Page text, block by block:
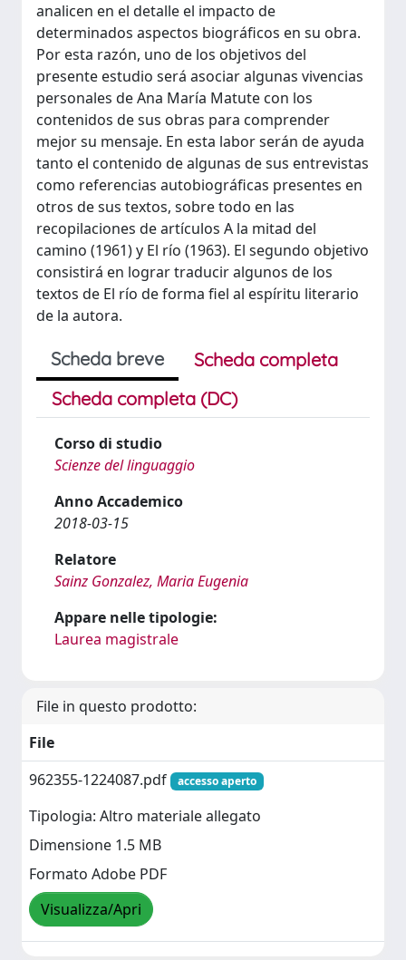
analicen en el detalle el impacto de
determinados aspectos biográficos en su obra.
Por esta razón, uno de los objetivos del
presente estudio será asociar algunas vivencias
personales de Ana María Matute con los
contenidos de sus obras para comprender
mejor su mensaje. En esta labor serán de ayuda
tanto el contenido de algunas de sus entrevistas
como referencias autobiográficas presentes en
otros de sus textos, sobre todo en las
recopilaciones de artículos A la mitad del
camino (1961) y El río (1963). El segundo objetivo
consistirá en lograr traducir algunos de los
textos de El río de forma fiel al espíritu literario
de la autora.
Scheda breve
Scheda completa
Scheda completa (DC)
Corso di studio
Scienze del linguaggio
Anno Accademico
2018-03-15
Relatore
Sainz Gonzalez, Maria Eugenia
Appare nelle tipologie:
Laurea magistrale
File in questo prodotto:
File
962355-1224087.pdf
accesso aperto
Tipologia: Altro materiale allegato
Dimensione 1.5 MB
Formato Adobe PDF
Visualizza/Apri